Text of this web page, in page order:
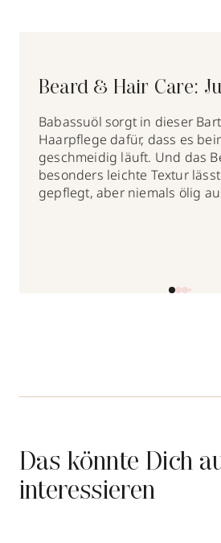
Beard & Hair Care:
Babassuöl sorgt in dieser
Haarpflege dafür, dass es
geschmeidig läuft. Und das
besonders leichte Textur
gepflegt, aber niemals ölig
Das könnte Dich
interessieren